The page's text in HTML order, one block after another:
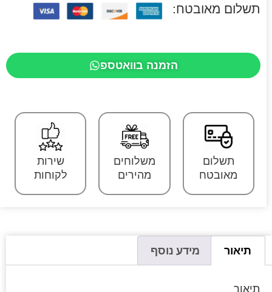
תשלום מאובטח:
הזמנה בוואטספ
תשלום
מאובטח
משלוחים
מהירים
שירות
לקוחות
תיאור מידע נוסף
תיאור